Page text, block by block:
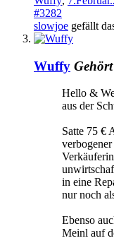
#3282
slowjoe gefällt
Wuffy
Hello &
aus der
Satte 75 €
in eine
nur noch
Ebenso
Meinl auf